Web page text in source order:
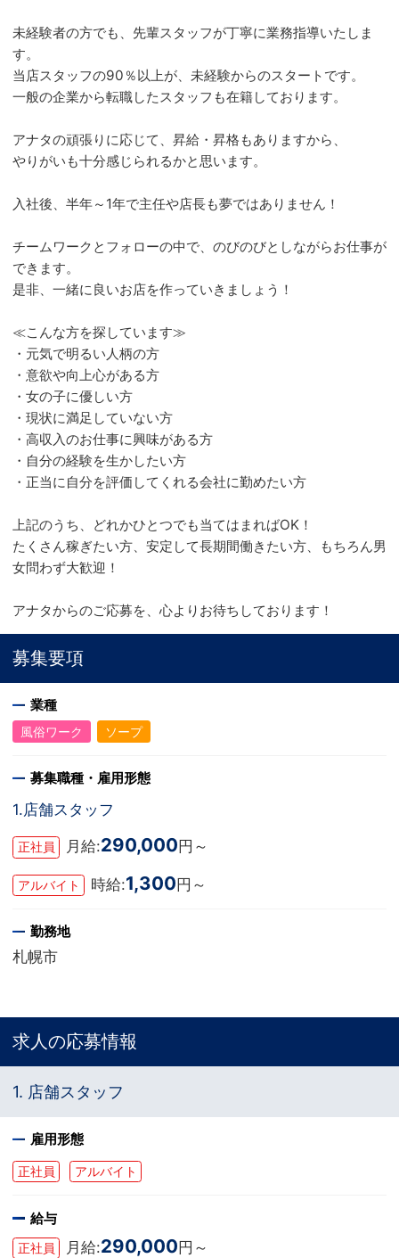
未経験者の方でも、先輩スタッフが丁寧に業務指導いたしま
す。
当店スタッフの90％以上が、未経験からのスタートです。
一般の企業から転職したスタッフも在籍しております。
アナタの頑張りに応じて、昇給・昇格もありますから、
やりがいも十分感じられるかと思います。
入社後、半年～1年で主任や店長も夢ではありません！
チームワークとフォローの中で、のびのびとしながらお仕事が
できます。
是非、一緒に良いお店を作っていきましょう！
≪こんな方を探しています≫
・元気で明るい人柄の方
・意欲や向上心がある方
・女の子に優しい方
・現状に満足していない方
・高収入のお仕事に興味がある方
・自分の経験を生かしたい方
・正当に自分を評価してくれる会社に勤めたい方
上記のうち、どれかひとつでも当てはまればOK！
たくさん稼ぎたい方、安定して長期間働きたい方、もちろん男
女問わず大歓迎！
アナタからのご応募を、心よりお待ちしております！
募集要項
業種
風俗ワーク ソープ
募集職種・雇用形態
1.店舗スタッフ
正社員 月給:290,000 円～
アルバイト 時給:1,300円～
勤務地
札幌市
求人の応募情報
1. 店舗スタッフ
雇用形態
正社員 アルバイト
給与
正社員 月給:290,000円～